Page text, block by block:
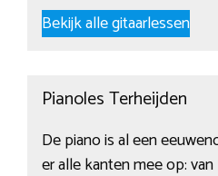
Bekijk alle gitaarlessen
Pianoles Terheijden
De piano is al een
er alle kanten mee op: